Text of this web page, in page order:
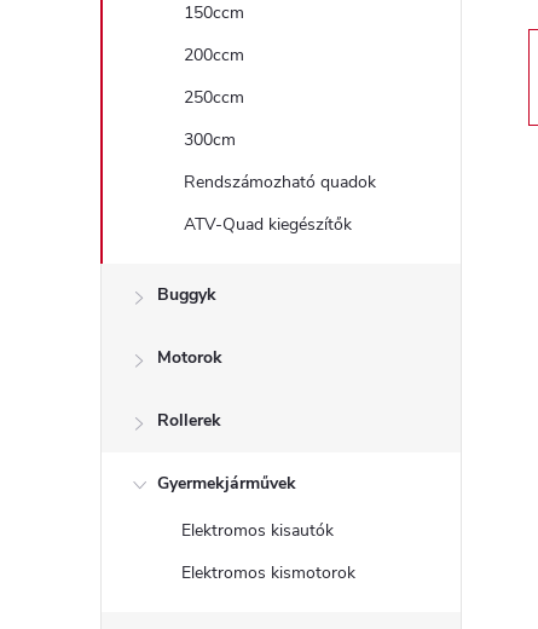
e
150ccm
200ccm
250ccm
300cm
Rendszámozható quadok
ATV-Quad kiegészítők
Buggyk
Motorok
Rollerek
Gyermekjárművek
Elektromos kisautók
Elektromos kismotorok